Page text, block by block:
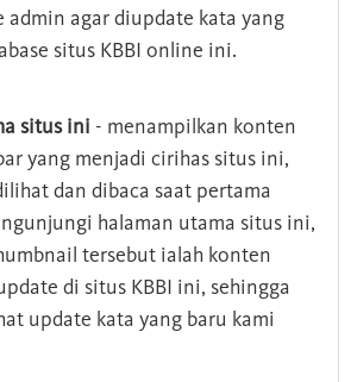
admin agar diupdate kata yang
situs KBBI online ini.
situs ini - menampilkan konten
yang menjadi cirihas situs ini,
dan dibaca saat pertama
halaman utama situs ini,
tersebut ialah konten
di situs KBBI ini, sehingga
update kata yang baru kami